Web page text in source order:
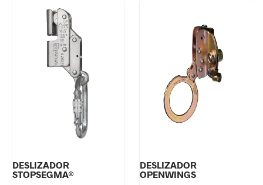
DESLIZADOR
STOPSEGMA®
DESLIZADOR
OPENWINGS